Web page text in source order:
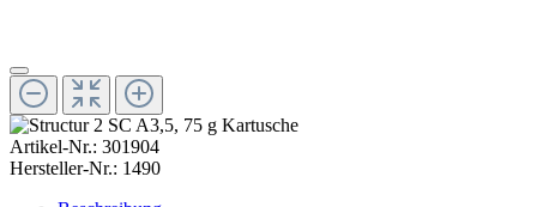
Artikel-Nr.: 301904
Hersteller-Nr.: 1490